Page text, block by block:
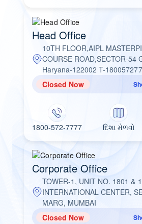
Head Office
10TH FLOOR,AIPL
COURSE ROAD,SECTOR-54
Haryana-122002 T-
Closed Now
1800-572-7777 દિશા મેળવો
Corporate Office
TOWER-1, UNIT NO. 1801 &
INTERNATIONAL CENTER,
MARG, MUMBAI
Closed Now